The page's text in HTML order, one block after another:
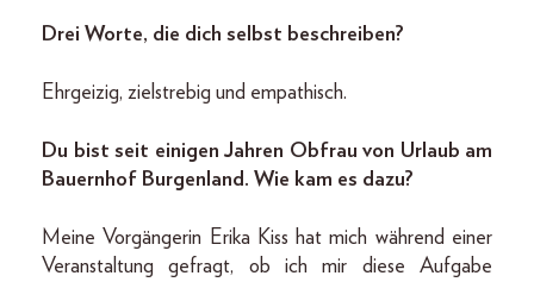
Drei Worte, die dich selbst beschreiben?
Ehrgeizig, zielstrebig und empathisch.
Du bist seit einigen Jahren Obfrau von Urlaub am
Bauernhof Burgenland. Wie kam es dazu?
Meine Vorgängerin Erika Kiss hat mich während einer
Veranstaltung gefragt, ob ich mir diese Aufgabe